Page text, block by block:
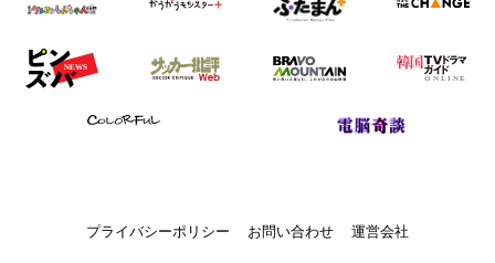
プライバシーポリシー お問い合わせ 運営会社